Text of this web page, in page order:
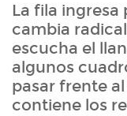
La fila
cambia
escucha el
algunos
pasar frente
contiene los